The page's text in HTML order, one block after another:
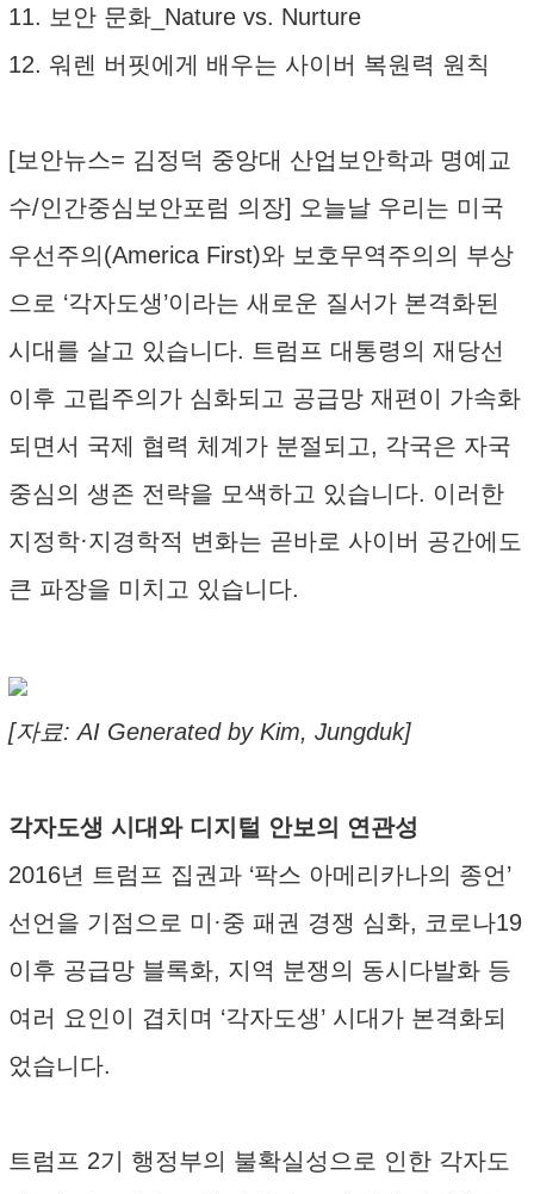
11. 보안 문화_Nature vs. Nurture
12. 워렌 버핏에게 배우는 사이버 복원력 원칙
[보안뉴스= 김정덕 중앙대 산업보안학과 명예교
수/인간중심보안포럼 의장] 오늘날 우리는 미국
우선주의(America First)와 보호무역주의의 부상
으로 ‘각자도생’이라는 새로운 질서가 본격화된
시대를 살고 있습니다. 트럼프 대통령의 재당선
이후 고립주의가 심화되고 공급망 재편이 가속화
되면서 국제 협력 체계가 분절되고, 각국은 자국
중심의 생존 전략을 모색하고 있습니다. 이러한
지정학·지경학적 변화는 곧바로 사이버 공간에도
큰 파장을 미치고 있습니다.
[자료: AI Generated by Kim, Jungduk]
각자도생 시대와 디지털 안보의 연관성
2016년 트럼프 집권과 ‘팍스 아메리카나의 종언’
선언을 기점으로 미·중 패권 경쟁 심화, 코로나19
이후 공급망 블록화, 지역 분쟁의 동시다발화 등
여러 요인이 겹치며 ‘각자도생’ 시대가 본격화되
었습니다.
트럼프 2기 행정부의 불확실성으로 인한 각자도